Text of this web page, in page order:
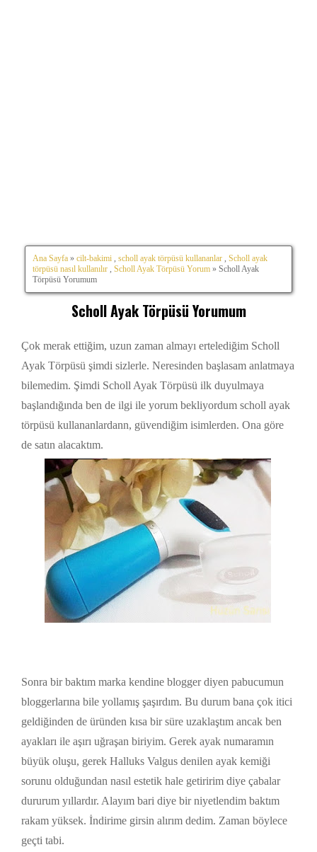
Ana Sayfa » cilt-bakimi scholl ayak törpüsü kullananlar
Scholl ayak
törpüsü nasıl kullanılır
Scholl Ayak Törpüsü Yorum » Scholl Ayak
Törpüsü Yorumum
Scholl Ayak Törpüsü Yorumum
Çok merak ettiğim, uzun zaman almayı ertelediğim Scholl
Ayak Törpüsü şimdi sizlerle. Neresinden başlasam anlatmaya
bilemedim. Şimdi Scholl Ayak Törpüsü ilk duyulmaya
başlandığında ben de ilgi ile yorum bekliyordum scholl ayak
törpüsü kullananlardann, güvendiğim isimlerden. Ona göre
de satın alacaktım.
Sonra bir baktım marka kendine blogger diyen pabucumun
bloggerlarına bile yollamış şaşırdım. Bu durum bana çok itici
geldiğinden de üründen kısa bir süre uzaklaştım ancak ben
ayakları ile aşırı uğraşan biriyim. Gerek ayak numaramın
büyük oluşu, gerek Halluks Valgus denilen ayak kemiği
sorunu olduğundan nasıl estetik hale getiririm diye çabalar
dururum yıllardır. Alayım bari diye bir niyetlendim baktım
rakam yüksek. İndirime girsin alırım dedim. Zaman böylece
geçti tabi.